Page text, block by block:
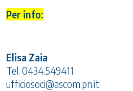
Per info:
Elisa Zaia
Tel. 0434.549411
ufficiosoci@ascom.pn.it